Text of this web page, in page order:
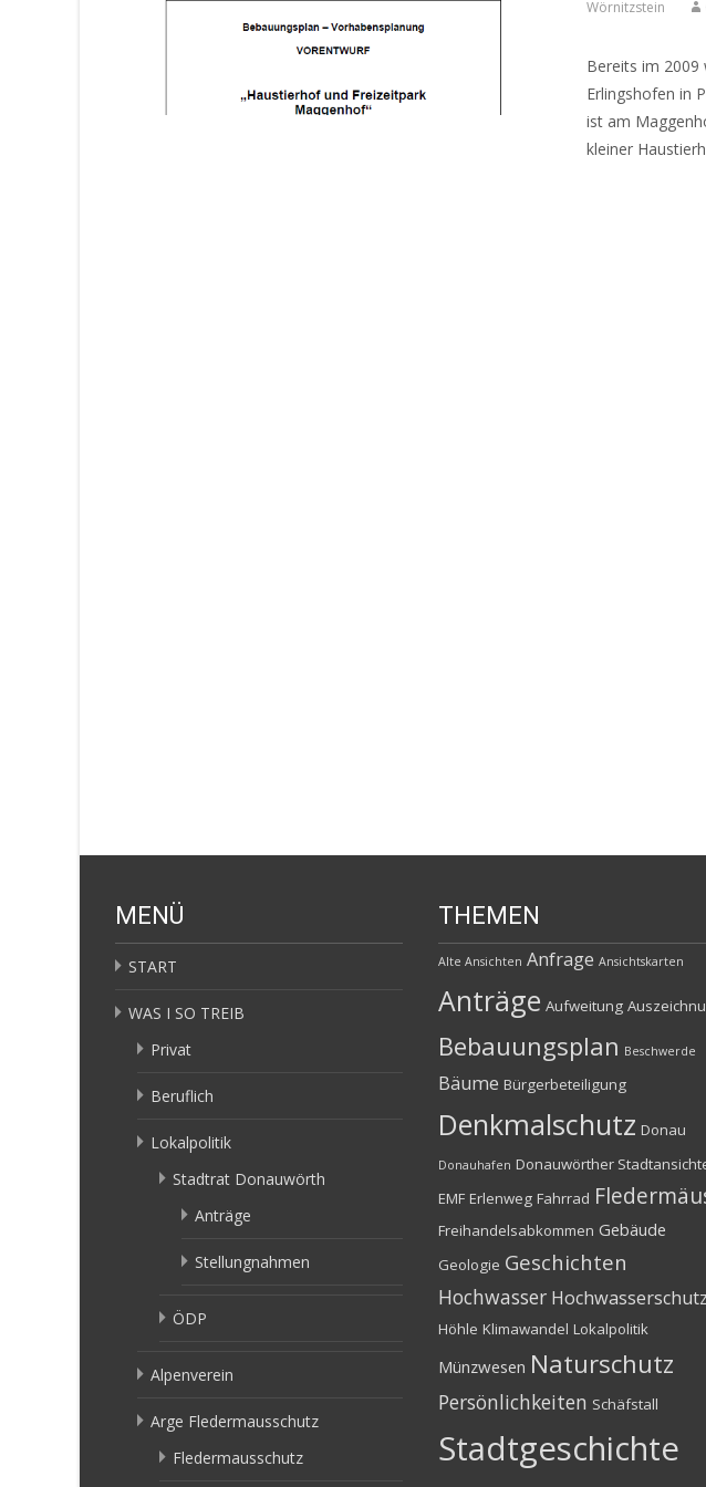
Wörnitzstein
Bereits im 2009
Erlingshofen in
ist am
kleiner
MENÜ
START
WAS I SO TREIB
Privat
Beruflich
Lokalpolitik
Stadtrat Donauwörth
Anträge
Stellungnahmen
ÖDP
Alpenverein
Arge Fledermausschutz
Fledermausschutz
THEMEN
Alte Ansichten Anfrage Ansichtskarten
Anträge Aufweitung
Bebauungsplan Beschwerde
Bäume Bürgerbeteiligung
Denkmalschutz Donau
Donauhafen Donauwörther
EMF Erlenweg Fahrrad
Freihandelsabkommen Gebäude
Geologie Geschichten
Hochwasser Hochwasserschutz
Höhle Klimawandel Lokalpolitik
Münzwesen Naturschutz
Persönlichkeiten Schäfstall
Stadtgeschichte